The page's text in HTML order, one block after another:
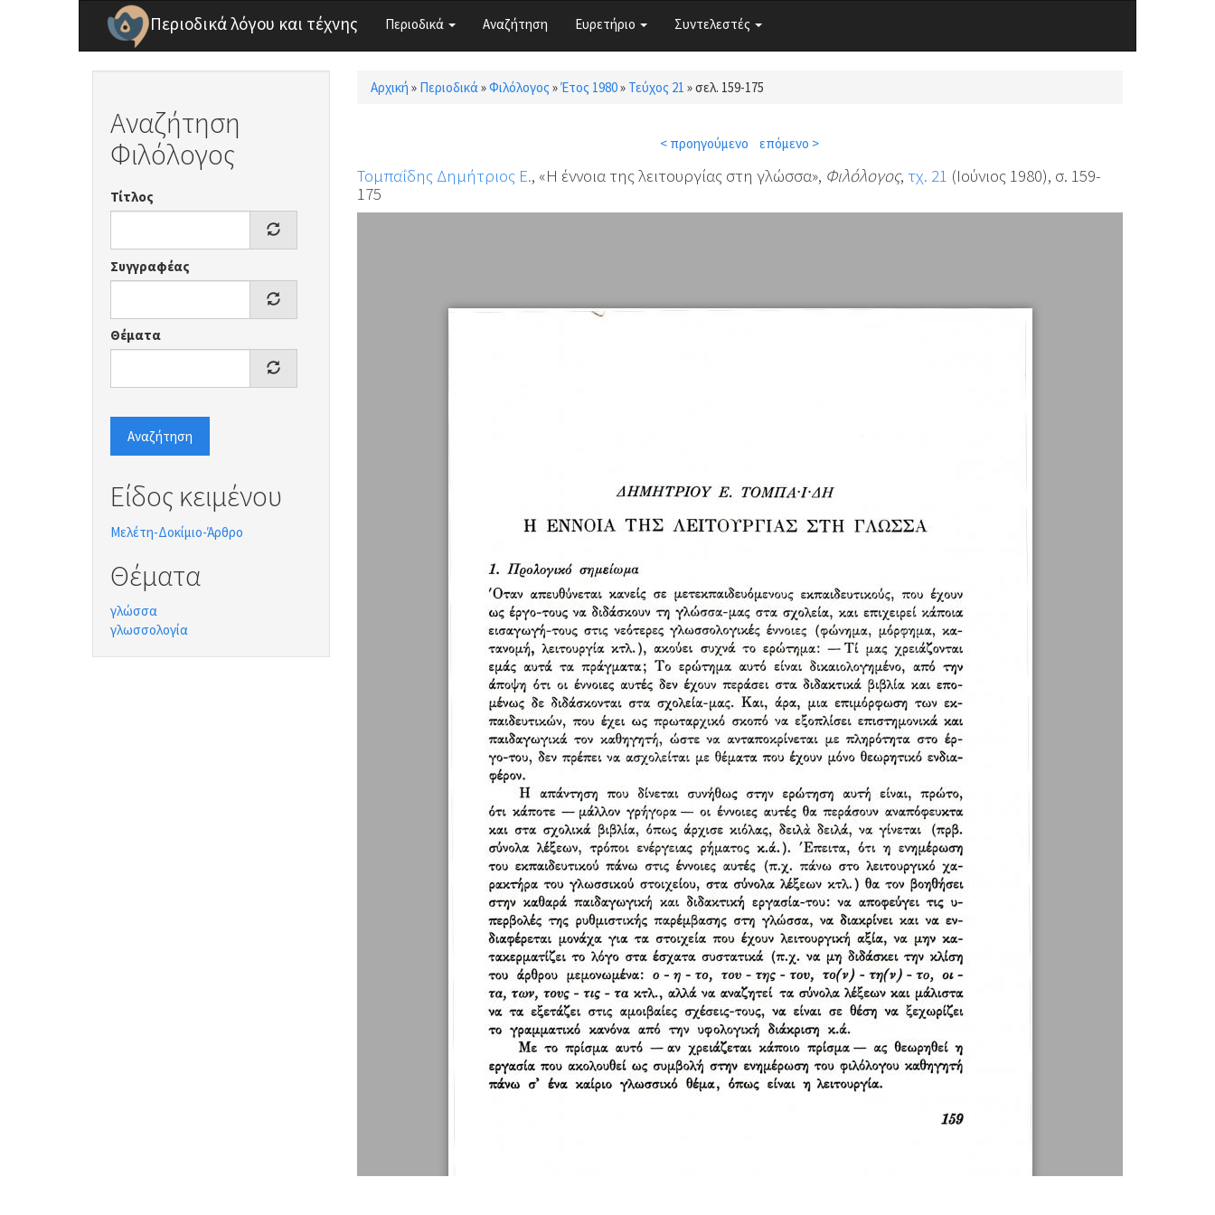
Παράκαμψη προς το κυρίως περιεχόμενο
Περιοδικά λόγου και τέχνης Περιοδικά Αναζήτηση Ευρετήριο Συντελεστές
Αναζήτηση
Φιλόλογος
Τίτλος
Συγγραφέας
Θέματα
Αναζήτηση
Είδος κειμένου
Μελέτη-Δοκίμιο-Άρθρο
Θέματα
γλώσσα
γλωσσολογία
Είστε εδώ
Αρχική » Περιοδικά»Φιλόλογος »Έτος 1980» Τεύχος 21 »σελ. 159-175
< προηγούμενο επόμενο >
Τομπαΐδης Δημήτριος Ε., «Η έννοια της λειτουργίας στη γλώσσα», Φιλόλογος, τχ. 21 (Ιούνιος 1980), σ. 159-
175